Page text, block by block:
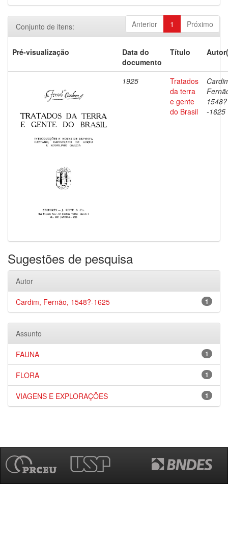
Anterior 1 Próximo
Conjunto de itens:
Pré-visualização
Data do
documento
Título
1925
Tratados
da terra
e gente
do Brasil
1548?
-1625
Sugestões de pesquisa
Autor
1
Cardim, Fernão, 1548?-1625
Assunto
1
FAUNA
1
FLORA
1
VIAGENS E EXPLORAÇÕES